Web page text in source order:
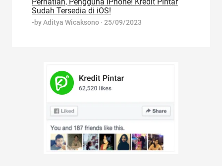
Sudah Tersedia di iOS!
-byAditya Wicaksono · 25/09/2023